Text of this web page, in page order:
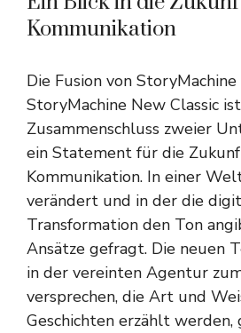
Kommunikation
Die Fusion von
StoryMachine New Classic
Zusammenschluss zweier
ein Statement für die
Kommunikation. In einer
verändert und in der die
Transformation den Ton
Ansätze gefragt. Die neuen
in der vereinten Agentur
versprechen, die Art und
Geschichten erzählt